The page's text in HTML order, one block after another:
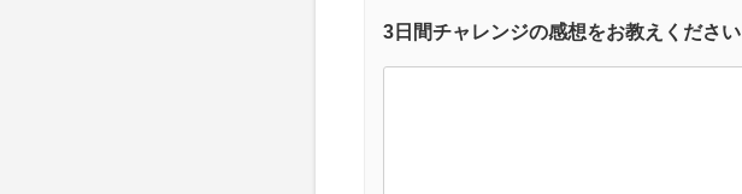
3日間チャレンジの感想をお教えください